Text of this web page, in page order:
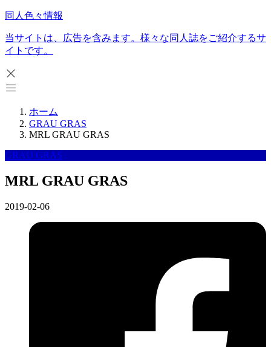
同人色々情報
当サイトは、広告を含みます。様々な同人誌をご紹介するサ
イトです。
ホーム
GRAU GRAS
MRL GRAU GRAS
GRAU GRAS
MRL GRAU GRAS
2019-02-06